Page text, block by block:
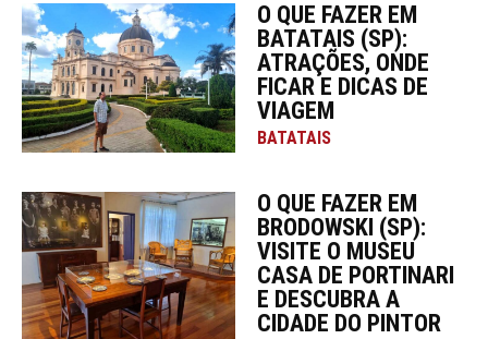
O QUE FAZER EM
BATATAIS (SP):
ATRAÇÕES, ONDE
FICAR E DICAS DE
VIAGEM
BATATAIS
O QUE FAZER EM
BRODOWSKI (SP):
VISITE O MUSEU
CASA DE PORTINARI
E DESCUBRA A
CIDADE DO PINTOR